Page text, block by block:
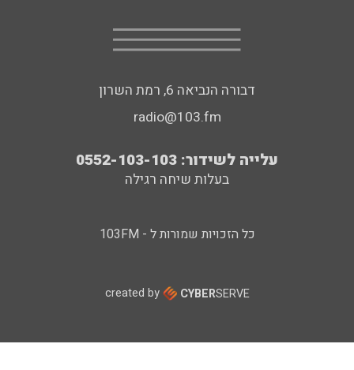
דבורה הנביאה 6, רמת השרון
radio@103.fm
עלייה לשידור: 0552-103-103
בעלות שיחה רגילה
כל הזכויות שמורות ל - 103FM
created by CYBERSERVE